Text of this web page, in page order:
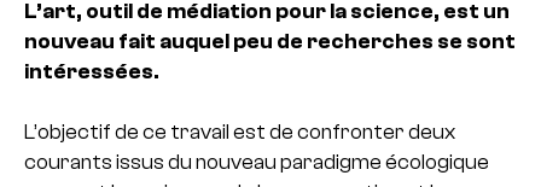
L’art, outil de médiation pour la science, est un
nouveau fait auquel peu de recherches se sont
intéressées.
L’objectif de ce travail est de confronter deux
courants issus du nouveau paradigme écologique